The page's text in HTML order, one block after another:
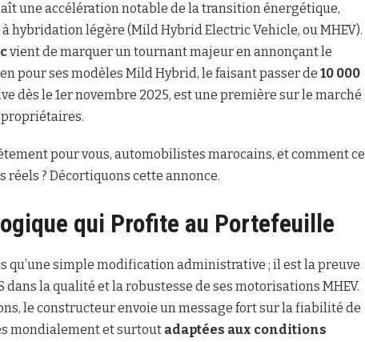
une accélération notable de la transition énergétique,
hybridation légère (Mild Hybrid Electric Vehicle, ou MHEV).
vient de marquer un tournant majeur en annonçant le
pour ses modèles Mild Hybrid, le faisant passer de 10 000
dès le 1er novembre 2025, est une première sur le marché
pour vous, automobilistes marocains, et comment ce
? Décortiquons cette annonce.
qui Profite au Portefeuille
qu’une simple modification administrative ; il est la preuve
dans la qualité et la robustesse de ses motorisations MHEV.
le constructeur envoie un message fort sur la fiabilité de
mondialement et surtout adaptées aux conditions